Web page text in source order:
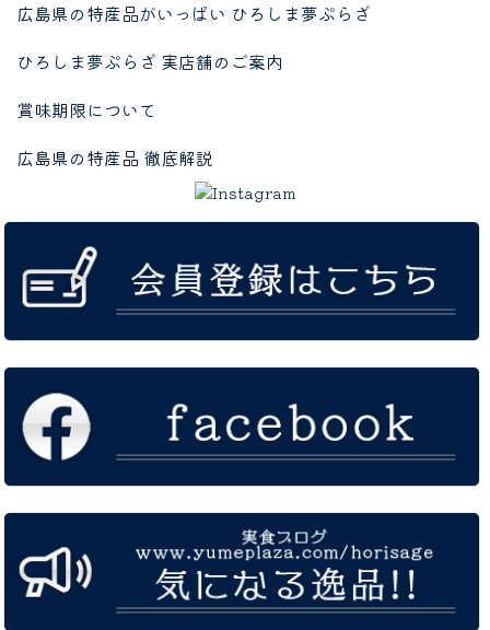
広島県の特産品がいっぱい ひろしま夢ぷらざ
ひろしま夢ぷらざ 実店舗のご案内
賞味期限について
広島県の特産品 徹底解説